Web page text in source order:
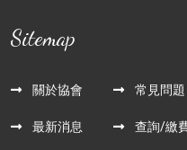
Sitemap
關於協會
最新消息
常見問題
查詢/繳